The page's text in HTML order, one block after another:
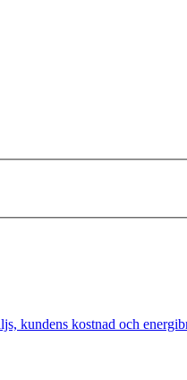
kundens kostnad och